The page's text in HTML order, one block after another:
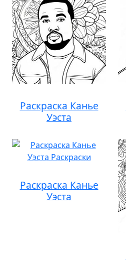
Раскраска Канье
Уэста
Раскраска Канье
Уэста